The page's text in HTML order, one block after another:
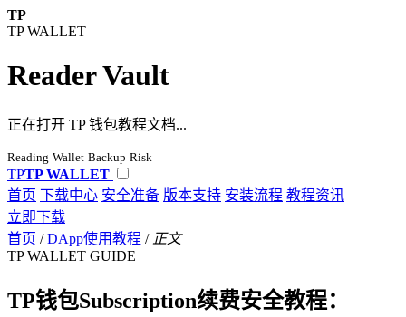
TP
TP WALLET
Reader Vault
正在打开 TP 钱包教程文档...
Reading Wallet Backup Risk
TPTP WALLET
首页 下载中心 安全准备 版本支持 安装流程 教程资讯
立即下载
首页 / DApp使用教程 / 正文
TP WALLET GUIDE
TP钱包Subscription续费安全教程：